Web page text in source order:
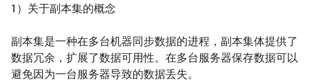
1）关于副本集的概念
副本集是一种在多台机器同步数据的进程，副本集体提供了
数据冗余，扩展了数据可用性。在多台服务器保存数据可以
避免因为一台服务器导致的数据丢失。